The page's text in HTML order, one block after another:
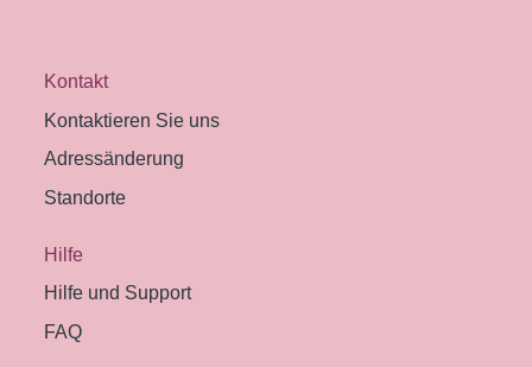
Kontakt
Kontaktieren Sie uns
Adressänderung
Standorte
Hilfe
Hilfe und Support
FAQ